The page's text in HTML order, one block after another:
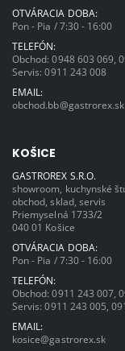
OTVÁRACIA DOBA:
Pon - Pia / 7:30 - 16:00
TELEFÓN:
Obchod:0948 603 069 ,
Servis:0911 243 008
EMAIL:
obchod.bb@gastrorex.sk
KOŠICE
GASTROREX S.R.O.
showroom, kuchynské
obchod, sklad, servis
Priemyselná 1733/2
040 01 Košice
OTVÁRACIA DOBA:
Pon - Pia / 7:30 - 16:00
TELEFÓN:
Obchod:0911 243 007,
Servis:0911 243 005,
EMAIL:
kosice@gastrorex.sk